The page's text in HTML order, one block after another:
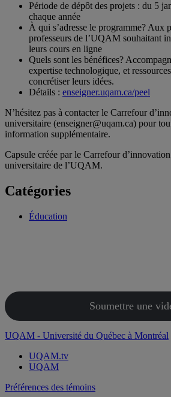
Période de dépôt des projets : du 5
chaque année
À qui s’adresse le programme? Aux
professeurs de l’UQAM souhaitant
leurs cours en ligne
Quels sont les bénéfices?
expertise technologique, et
concrétiser leurs idées.
Détails : enseigner.uqam.ca/peel
N’hésitez pas à contacter le Carrefour
universitaire (enseigner@uqam.ca) pour
information supplémentaire.
Capsule créée par le Carrefour
universitaire de l’UQAM.
Catégories
Éducation
Soumettre une
UQAM - Université du Québec à Montréal
UQAM.tv
UQAM
Préférences des témoins